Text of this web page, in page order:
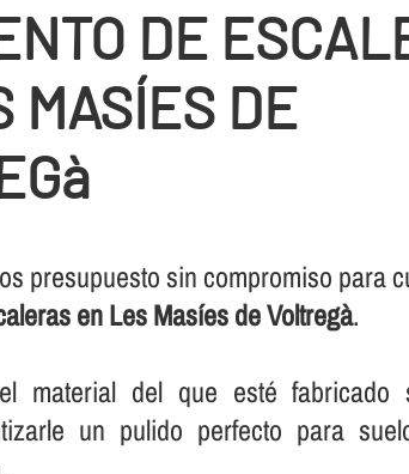
DE
MASÍES DE
presupuesto sin compromiso para
en Les Masíes de Voltregà.
material del que esté fabricado
un pulido perfecto para